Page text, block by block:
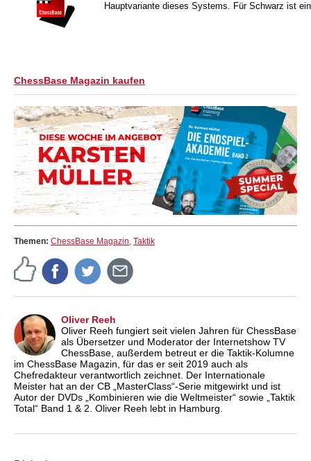
Hauptvariante dieses Systems. Für Schwarz ist
ChessBase Magazin kaufen
Themen: ChessBase Magazin, Taktik
Oliver Reeh
Oliver Reeh fungiert seit vielen Jahren für ChessBase
als Übersetzer und Moderator der Internetshow TV
ChessBase, außerdem betreut er die Taktik-Kolumne
im ChessBase Magazin, für das er seit 2019 auch als
Chefredakteur verantwortlich zeichnet. Der Internationale
Meister hat an der CB „MasterClass“-Serie mitgewirkt und ist
Autor der DVDs „Kombinieren wie die Weltmeister“ sowie „Taktik
Total“ Band 1 & 2. Oliver Reeh lebt in Hamburg.